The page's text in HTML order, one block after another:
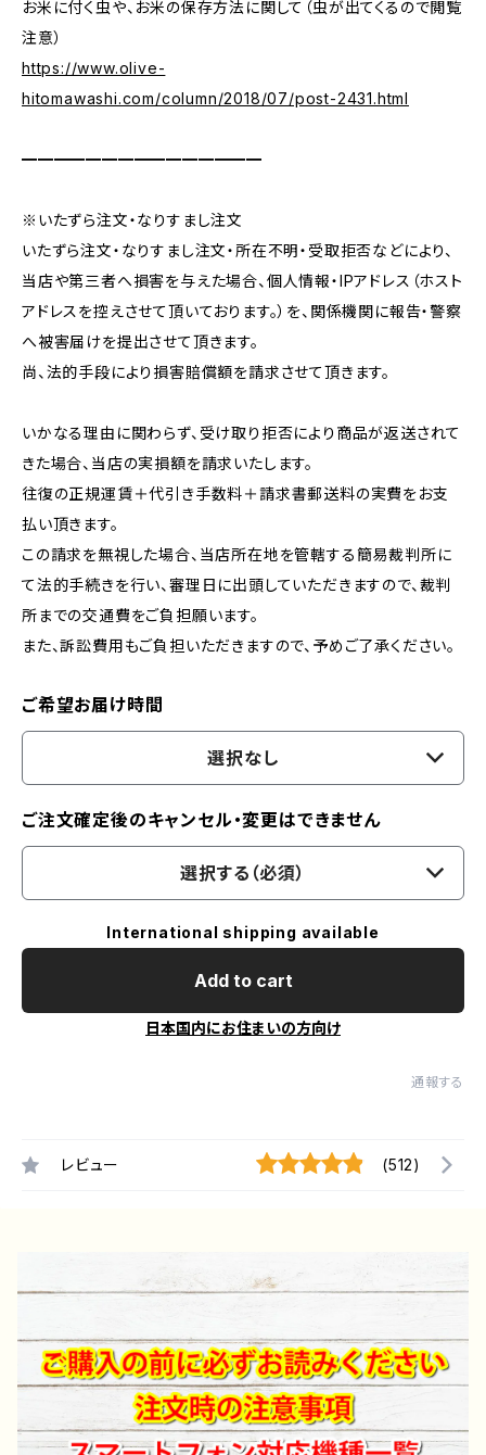
お米に付く虫や、お米の保存方法に関して（虫が出てくるので閲覧
注意）
https://www.olive-
hitomawashi.com/column/2018/07/post-2431.html
━━━━━━━━━━━━━━━
※いたずら注文・なりすまし注文
いたずら注文・なりすまし注文・所在不明・受取拒否などにより、
当店や第三者へ損害を与えた場合、個人情報・IPアドレス（ホスト
アドレスを控えさせて頂いております。）を、関係機関に報告・警察
へ被害届けを提出させて頂きます。
尚、法的手段により損害賠償額を請求させて頂きます。
いかなる理由に関わらず、受け取り拒否により商品が返送されて
きた場合、当店の実損額を請求いたします。
往復の正規運賃＋代引き手数料＋請求書郵送料の実費をお支
払い頂きます。
この請求を無視した場合、当店所在地を管轄する簡易裁判所に
て法的手続きを行い、審理日に出頭していただきますので、裁判
所までの交通費をご負担願います。
また、訴訟費用もご負担いただきますので、予めご了承ください。
ご希望お届け時間
選択なし
ご注文確定後のキャンセル・変更はできません
選択する（必須）
International shipping available
Add to cart
日本国内にお住まいの方向け
通報する
レビュー (512)